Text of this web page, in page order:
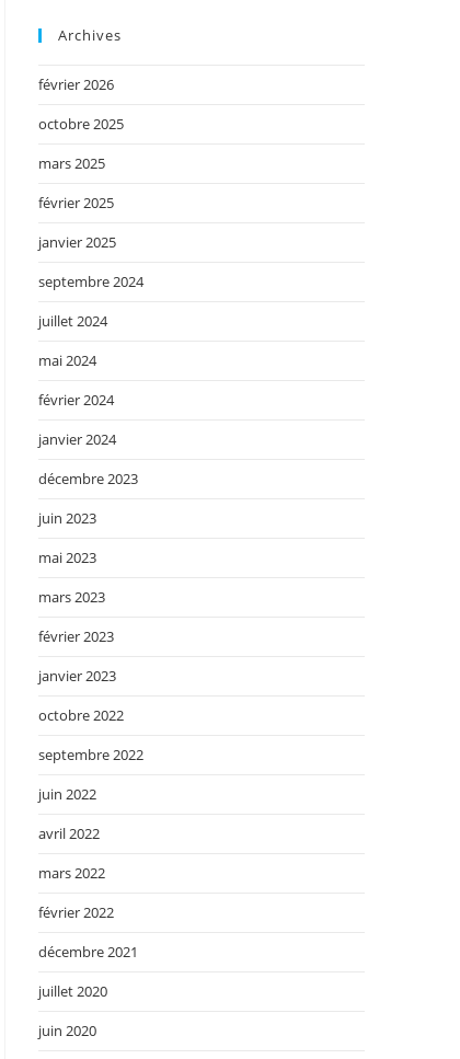
Archives
février 2026
octobre 2025
mars 2025
février 2025
janvier 2025
septembre 2024
juillet 2024
mai 2024
février 2024
janvier 2024
décembre 2023
juin 2023
mai 2023
mars 2023
février 2023
janvier 2023
octobre 2022
septembre 2022
juin 2022
avril 2022
mars 2022
février 2022
décembre 2021
juillet 2020
juin 2020